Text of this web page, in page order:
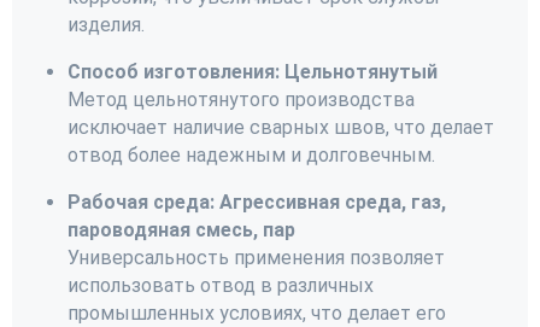
изделия.
Способ изготовления: Цельнотянутый
Метод цельнотянутого производства
исключает наличие сварных швов, что делает
отвод более надежным и долговечным.
Рабочая среда: Агрессивная среда, газ,
пароводяная смесь, пар
Универсальность применения позволяет
использовать отвод в различных
промышленных условиях, что делает его